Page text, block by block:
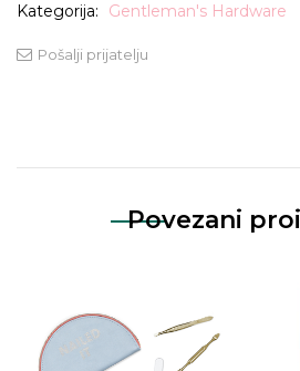
Kategorija:
Gentleman's Hardware
Pošalji prijatelju
Povezani